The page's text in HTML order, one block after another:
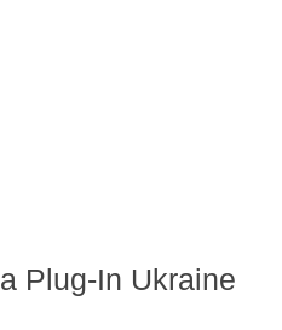
Plug-In Ukraine